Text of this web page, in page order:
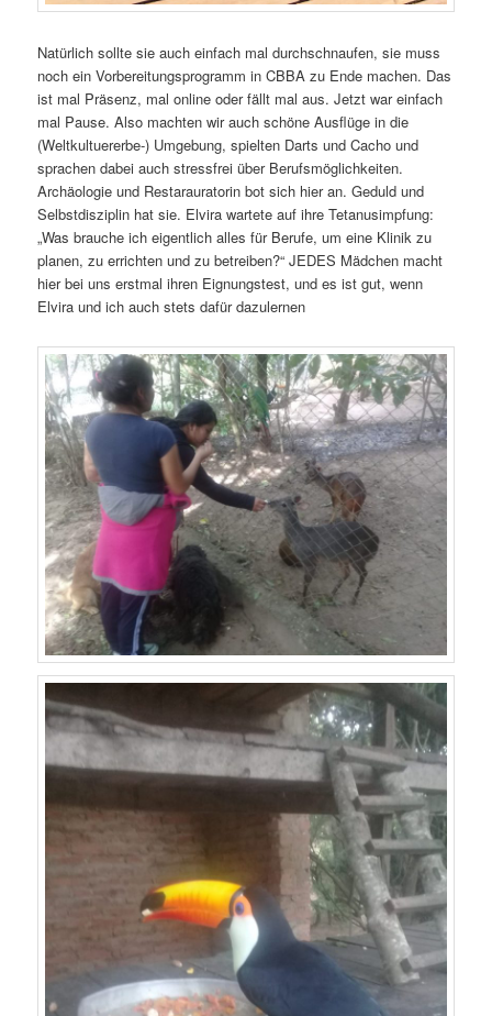
Natürlich sollte sie auch einfach mal durchschnaufen, sie muss
noch ein Vorbereitungsprogramm in CBBA zu Ende machen. Das
ist mal Präsenz, mal online oder fällt mal aus. Jetzt war einfach
mal Pause. Also machten wir auch schöne Ausflüge in die
(Weltkultuererbe-) Umgebung, spielten Darts und Cacho und
sprachen dabei auch stressfrei über Berufsmöglichkeiten.
Archäologie und Restarauratorin bot sich hier an. Geduld und
Selbstdisziplin hat sie. Elvira wartete auf ihre Tetanusimpfung:
„Was brauche ich eigentlich alles für Berufe, um eine Klinik zu
planen, zu errichten und zu betreiben?“ JEDES Mädchen macht
hier bei uns erstmal ihren Eignungstest, und es ist gut, wenn
Elvira und ich auch stets dafür dazulernen